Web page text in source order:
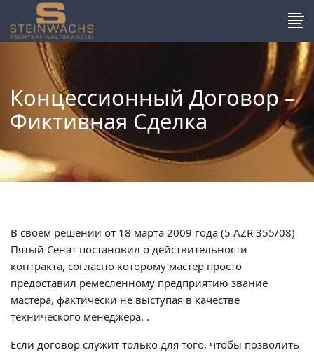
Концессионный Договор –
Фиктивная Сделка
В своем решении от 18 марта 2009 года (5 AZR 355/08)
Пятый Сенат постановил о действительности
контракта, согласно которому мастер просто
предоставил ремесленному предприятию звание
мастера, фактически не выступая в качестве
технического менеджера. .
Если договор служит только для того, чтобы позволить